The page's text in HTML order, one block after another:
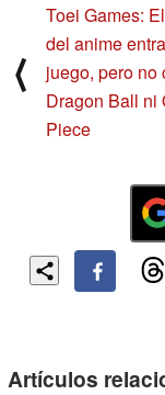
⟨
Toei Games:
del anime
juego, pero no
Dragon Ball ni
Piece
Artículos